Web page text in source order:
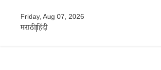
Friday, Aug 07, 2026
मराठीहिंदी